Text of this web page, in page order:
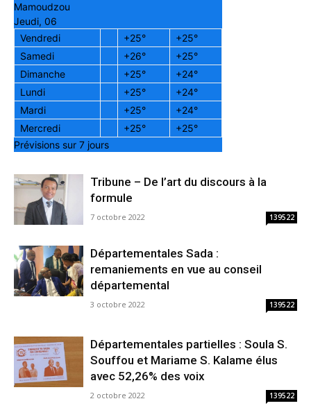
Mamoudzou
Jeudi, 06
Vendredi
+25° +25°
Samedi
+26° +25°
Dimanche
+25° +24°
Lundi
+25° +24°
Mardi
+25° +24°
Mercredi
+25° +25°
Prévisions sur 7 jours
Tribune – De l’art du discours à la
formule
7 octobre 2022 139522
Départementales Sada :
remaniements en vue au conseil
départemental
3 octobre 2022 139522
Départementales partielles : Soula S.
Souffou et Mariame S. Kalame élus
avec 52,26% des voix
2 octobre 2022 139522